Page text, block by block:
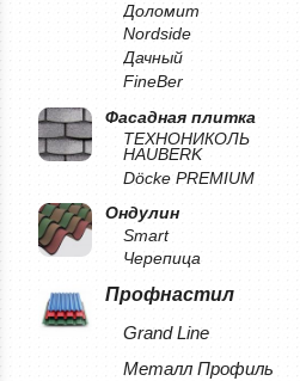
Доломит
Nordside
Дачный
FineBer
Фасадная плитка
ТЕХНОНИКОЛЬ
HAUBERK
Döcke PREMIUM
Ондулин
Smart
Черепица
Профнастил
Grand Line
Металл Профиль